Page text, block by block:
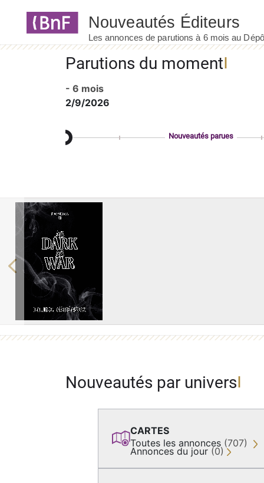
Parutions du moment
- 6 mois
2/9/2026
Nouveautés parues
Previous
Nouveautés par univers
CARTES
Toutes les annonces (707)
Annonces du jour (0)